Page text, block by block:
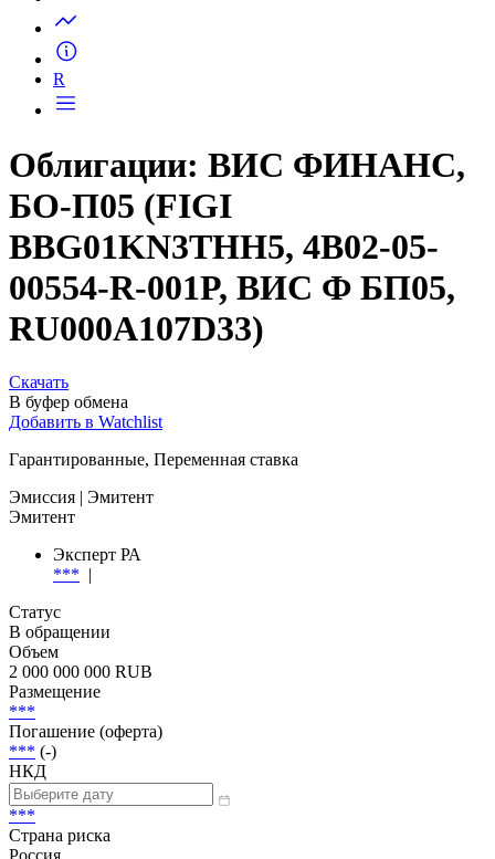
Облигации: ВИС ФИНАНС,
БО-П05 (FIGI
BBG01KN3THH5, 4B02-05-
RU000A107D33)
Скачать
Добавить в Watchlist
Эмиссия | Эмитент
Эксперт РА
***
Статус
В обращении
Объем
2 000 000 000 RUB
Размещение
***
Погашение (оферта)
***
НКД